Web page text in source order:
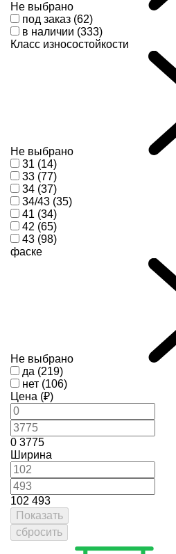
Не выбрано
под заказ (62)
в наличии (333)
Класс износостойкости
Не выбрано
31 (14)
33 (77)
34 (37)
34/43 (35)
41 (34)
42 (65)
43 (98)
фаске
Не выбрано
да (219)
нет (106)
Цена (₽)
0 3775
Ширина
102 493
Показать
сбросить